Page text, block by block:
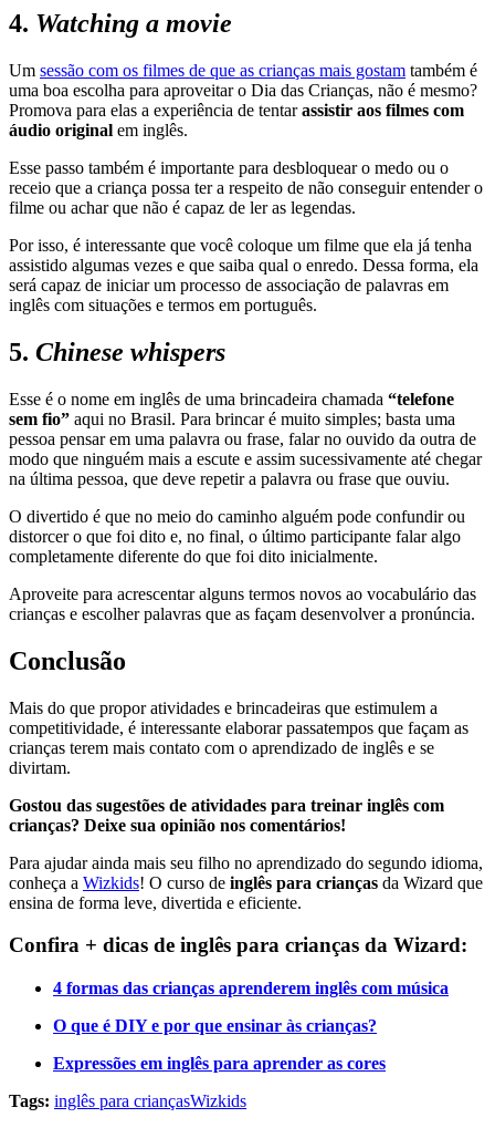
4. Watching a movie
Um sessão com os filmes de que as crianças mais gostam também é
uma boa escolha para aproveitar o Dia das Crianças, não é mesmo?
Promova para elas a experiência de tentarassistir aos filmes com
áudio original em inglês.
Esse passo também é importante para desbloquear o medo ou o
receio que a criança possa ter a respeito de não conseguir entender o
filme ou achar que não é capaz de ler as legendas.
Por isso, é interessante que você coloque um filme que ela já tenha
assistido algumas vezes e que saiba qual o enredo. Dessa forma, ela
será capaz de iniciar um processo de associação de palavras em
inglês com situações e termos em português.
5. Chinese whispers
Esse é o nome em inglês de uma brincadeira chamada “telefone
sem fio” aqui no Brasil. Para brincar é muito simples; basta uma
pessoa pensar em uma palavra ou frase, falar no ouvido da outra de
modo que ninguém mais a escute e assim sucessivamente até chegar
na última pessoa, que deve repetir a palavra ou frase que ouviu.
O divertido é que no meio do caminho alguém pode confundir ou
distorcer o que foi dito e, no final, o último participante falar algo
completamente diferente do que foi dito inicialmente.
Aproveite para acrescentar alguns termos novos ao vocabulário das
crianças e escolher palavras que as façam desenvolver a pronúncia.
Conclusão
Mais do que propor atividades e brincadeiras que estimulem a
competitividade, é interessante elaborar passatempos que façam as
crianças terem mais contato com o aprendizado de inglês e se
divirtam.
Gostou das sugestões de atividades para treinar inglês com
crianças? Deixe sua opinião nos comentários!
Para ajudar ainda mais seu filho no aprendizado do segundo idioma,
conheça a Wizkids! O curso de inglês para crianças da Wizard que
ensina de forma leve, divertida e eficiente.
Confira + dicas de inglês para crianças da Wizard:
4 formas das crianças aprenderem inglês com música
O que é DIY e por que ensinar às crianças?
Expressões em inglês para aprender as cores
Tags: inglês para criançasWizkids